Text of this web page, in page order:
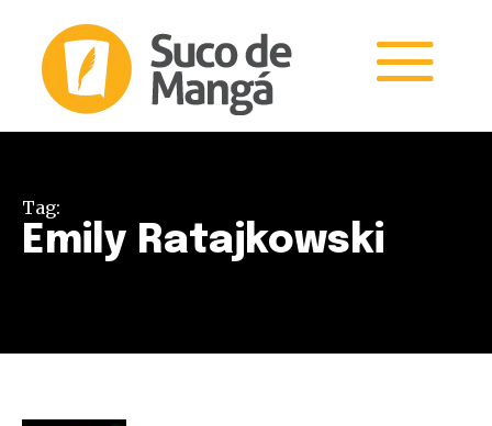
Tag:
Emily Ratajkowski